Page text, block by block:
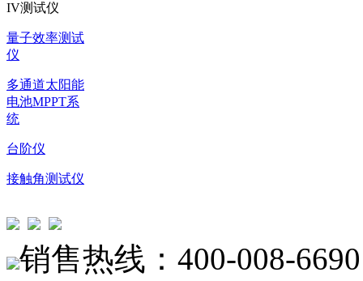
IV测试仪
量子效率测试
仪
多通道太阳能
电池MPPT系
统
台阶仪
接触角测试仪
销售热线：400-008-6690